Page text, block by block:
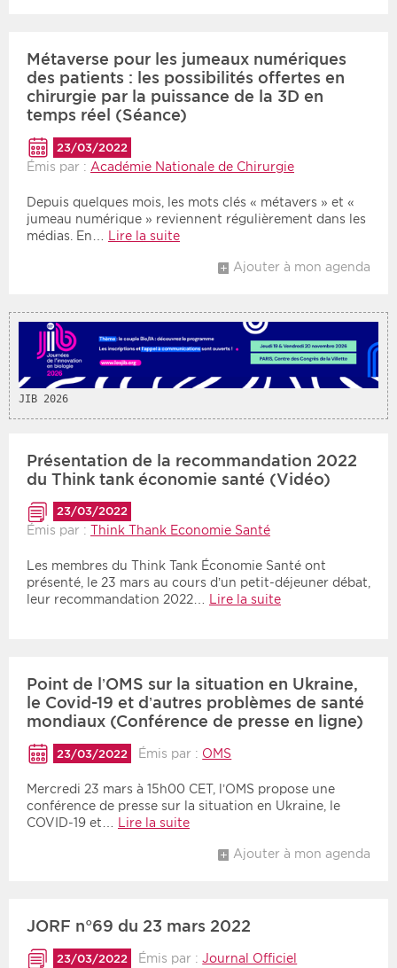
Métaverse pour les jumeaux numériques
des patients : les possibilités offertes en
chirurgie par la puissance de la 3D en
temps réel (Séance)
23/03/2022
Émis par : Académie Nationale de Chirurgie
Depuis quelques mois, les mots clés « métavers » et «
jumeau numérique » reviennent régulièrement dans les
médias. En…
Lire la suite
Ajouter à mon agenda
JIB 2026
Présentation de la recommandation 2022
du Think tank économie santé (Vidéo)
23/03/2022
Émis par : Think Thank Economie Santé
Les membres du Think Tank Économie Santé ont
présenté, le 23 mars au cours d’un petit-déjeuner débat,
leur recommandation 2022…
Lire la suite
Point de l’OMS sur la situation en Ukraine,
le Covid-19 et d’autres problèmes de santé
mondiaux (Conférence de presse en ligne)
23/03/2022 Émis par : OMS
Mercredi 23 mars à 15h00 CET, l’OMS propose une
conférence de presse sur la situation en Ukraine, le
COVID-19 et… Lire la suite
Ajouter à mon agenda
JORF n°69 du 23 mars 2022
23/03/2022 Émis par :Journal Officiel